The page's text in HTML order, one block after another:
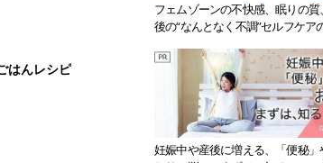
はんレシピ
フェムゾーンの不快感、眠りの
後の“なんとなく不調”セルフケア
妊娠中や産後に増える、「便秘